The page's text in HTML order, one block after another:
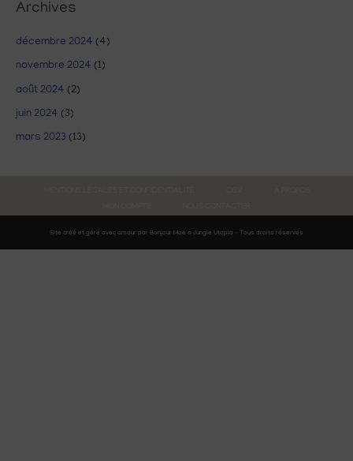
Archives
décembre 2024 (4)
novembre 2024 (1)
août 2024 (2)
juin 2024 (3)
mars 2023 (13)
Site créé et géré avec amour par Bonjour Maé © Jungle Utopia - Tous droits réservés